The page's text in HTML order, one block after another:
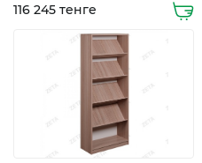
8
747
116 245 тенге